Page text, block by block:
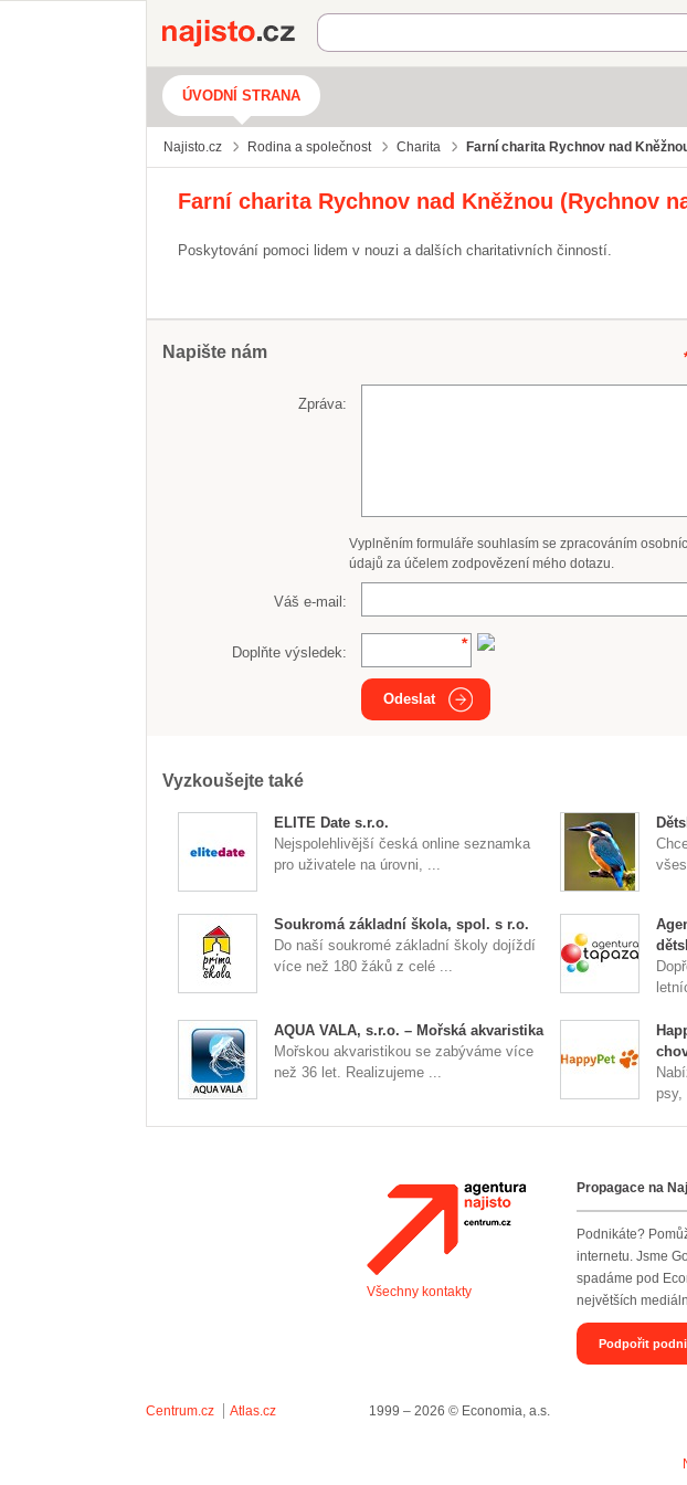
Najisto.cz
ÚVODNÍ STRANA
Najisto.cz Rodina a společnost Charita Farní charita Rychnov nad
Farní charita Rychnov nad Kněžnou (Rychnov
Poskytování pomoci lidem v nouzi a dalších charitativních činností.
Napište nám
Zpráva:
Vyplněním formuláře souhlasím se zpracováním
údajů za účelem zodpovězení mého dotazu.
Váš e-mail:
Doplňte výsledek:
Odeslat
Vyzkoušejte také
ELITE Date s.r.o.
Nejspolehlivější česká online seznamka
pro uživatele na úrovni, ...
Soukromá základní škola, spol. s r.o.
Do naší soukromé základní školy dojíždí
více než 180 žáků z celé ...
AQUA VALA, s.r.o. – Mořská akvaristika
Mořskou akvaristikou se zabýváme více
než 36 let. Realizujeme ...
psy,
Agentura Najisto
Všechny kontakty
Propagace na
Podnikáte?
internetu. Jsme
spadáme pod
největších
Podpořit
Centrum.cz Atlas.cz 1999 – 2026 © Economia, a.s.